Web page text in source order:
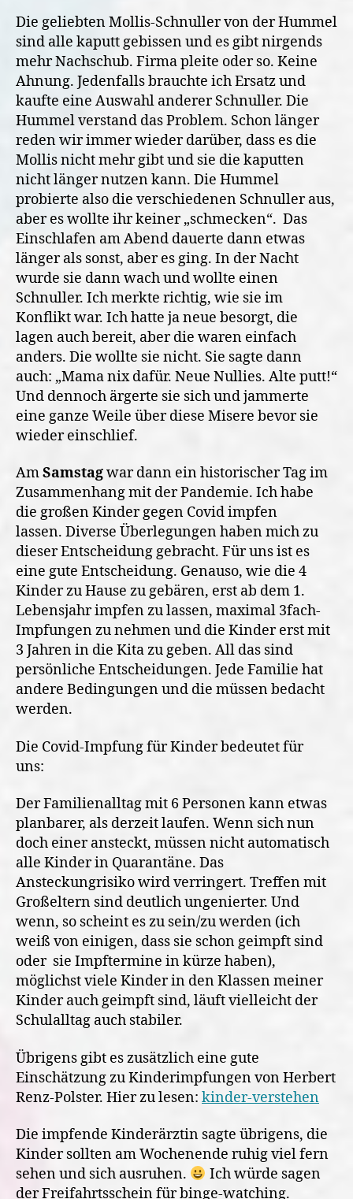
Die geliebten Mollis-Schnuller von der Hummel
sind alle kaputt gebissen und es gibt nirgends
mehr Nachschub. Firma pleite oder so. Keine
Ahnung. Jedenfalls brauchte ich Ersatz und
kaufte eine Auswahl anderer Schnuller. Die
Hummel verstand das Problem. Schon länger
reden wir immer wieder darüber, dass es die
Mollis nicht mehr gibt und sie die kaputten
nicht länger nutzen kann. Die Hummel
probierte also die verschiedenen Schnuller aus,
aber es wollte ihr keiner „schmecken“. Das
Einschlafen am Abend dauerte dann etwas
länger als sonst, aber es ging. In der Nacht
wurde sie dann wach und wollte einen
Schnuller. Ich merkte richtig, wie sie im
Konflikt war. Ich hatte ja neue besorgt, die
lagen auch bereit, aber die waren einfach
anders. Die wollte sie nicht. Sie sagte dann
auch: „Mama nix dafür. Neue Nullies. Alte putt!“
Und dennoch ärgerte sie sich und jammerte
eine ganze Weile über diese Misere bevor sie
wieder einschlief.
AmSamstagwar dann ein historischer Tag im
Zusammenhang mit der Pandemie. Ich habe
die großen Kinder gegen Covid impfen
lassen. Diverse Überlegungen haben mich zu
dieser Entscheidung gebracht. Für uns ist es
eine gute Entscheidung. Genauso, wie die 4
Kinder zu Hause zu gebären, erst ab dem 1.
Lebensjahr impfen zu lassen, maximal 3fach-
Impfungen zu nehmen und die Kinder erst mit
3 Jahren in die Kita zu geben. All das sind
persönliche Entscheidungen. Jede Familie hat
andere Bedingungen und die müssen bedacht
werden.
Die Covid-Impfung für Kinder bedeutet für
uns:
Der Familienalltag mit 6 Personen kann etwas
planbarer, als derzeit laufen. Wenn sich nun
doch einer ansteckt, müssen nicht automatisch
alle Kinder in Quarantäne. Das
Ansteckungrisiko wird verringert. Treffen mit
Großeltern sind deutlich ungenierter. Und
wenn, so scheint es zu sein/zu werden (ich
weiß von einigen, dass sie schon geimpft sind
oder sie Impftermine in kürze haben),
möglichst viele Kinder in den Klassen meiner
Kinder auch geimpft sind, läuft vielleicht der
Schulalltag auch stabiler.
Übrigens gibt es zusätzlich eine gute
Einschätzung zu Kinderimpfungen von Herbert
Renz-Polster. Hier zu lesen: kinder-verstehen
Die impfende Kinderärztin sagte übrigens, die
Kinder sollten am Wochenende ruhig viel fern
sehen und sich ausruhen.
Ich würde sagen
der Freifahrtsschein für binge-watching.